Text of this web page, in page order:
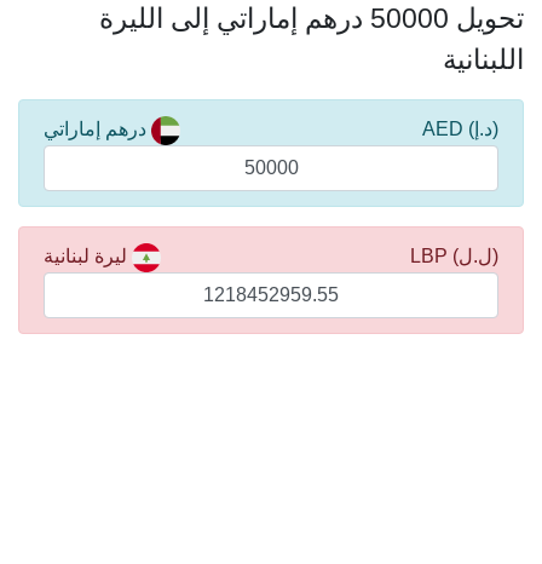
تحويل 50000 درهم إماراتي إلى الليرة
اللبنانية
درهم إماراتي (د.إ) AED
ليرة لبنانية (ل.ل) LBP